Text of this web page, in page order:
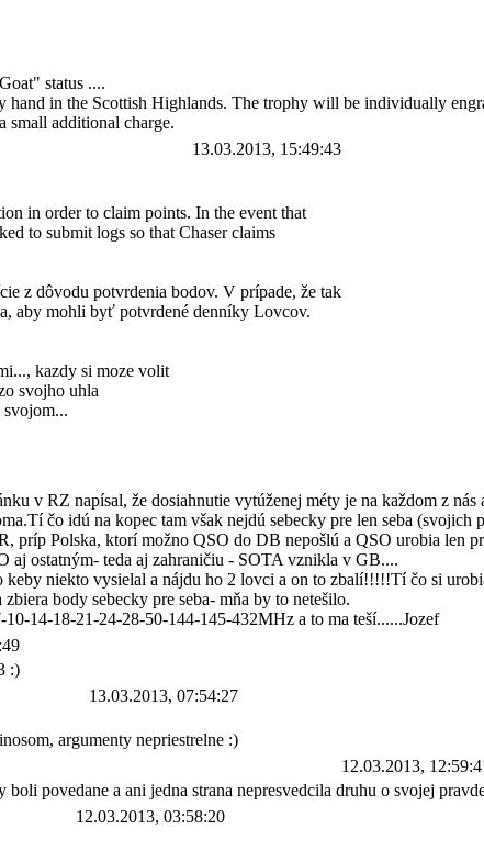
status ....
in the Scottish Highlands. The trophy will be individually
additional charge.
13.03.2013, 15:49:43
in order to claim points. In the event that
to submit logs so that Chaser claims
z dôvodu potvrdenia bodov. V prípade, že tak
aby mohli byť potvrdené denníky Lovcov.
kazdy si moze volit
svojho uhla
v RZ napísal, že dosiahnutie vytúženej méty je na každom z
čo idú na kopec tam však nejdú sebecky pre len seba
príp Polska, ktorí možno QSO do DB nepošlú a QSO urobia len
aj ostatným- teda aj zahraničiu - SOTA vznikla v GB....
niekto vysielal a nájdu ho 2 lovci a on to zbalí!!!!!Tí čo si
body sebecky pre seba- mňa by to netešilo.
14-18-21-24-28-50-144-145-432MHz a to ma teší......Jozef
:)
13.03.2013, 07:54:27
argumenty nepriestrelne :)
12.03.2013,
povedane a ani jedna strana nepresvedcila druhu o svojej
12.03.2013, 03:58:20